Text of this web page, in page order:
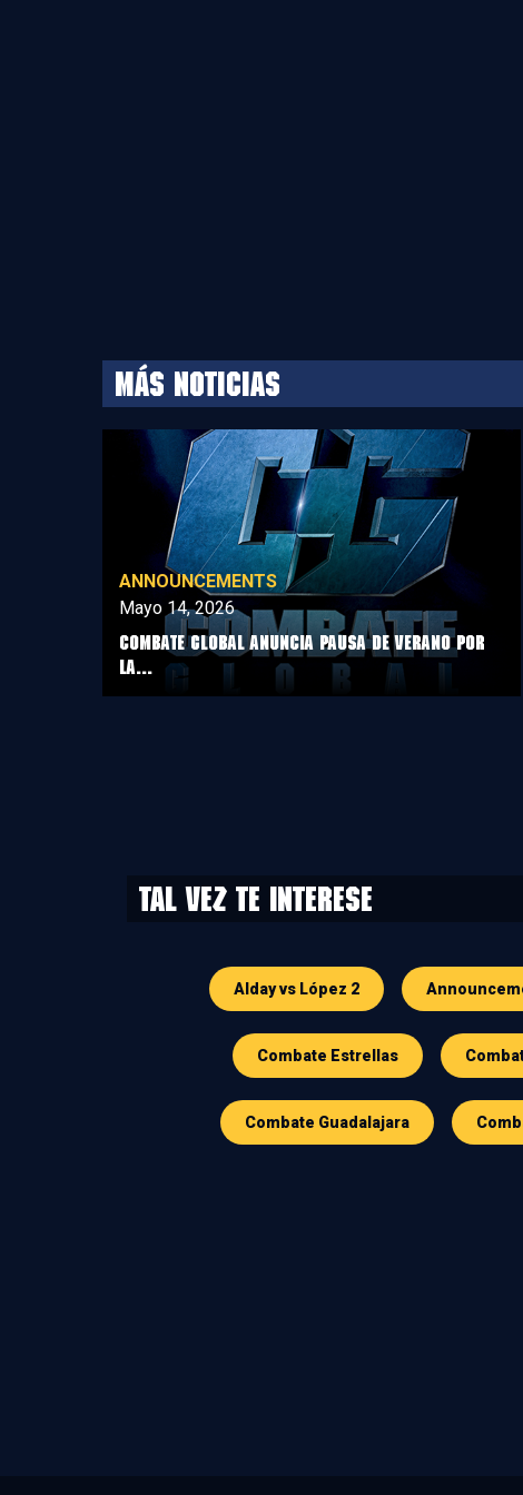
MÁS NOTICIAS
ANNOUNCEMENTS
Mayo 14, 2026
COMBATE GLOBAL ANUNCIA PAUSA DE VERANO POR
LA...
Tal vez te interese
Alday vs López 2
Combate Estrellas
Combate Guadalajara